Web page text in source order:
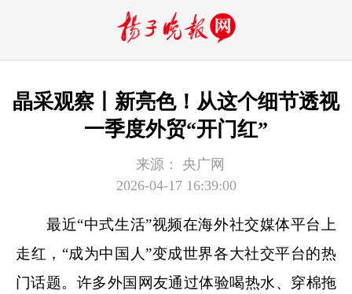
晶采观察丨新亮色！从这个细节透视
一季度外贸“开门红”
来源：
央广网
2026-04-17 16:39:00
最近“中式生活”视频在海外社交媒体平台上
走红，“成为中国人”变成世界各大社交平台的热
门话题。许多外国网友通过体验喝热水、穿棉拖